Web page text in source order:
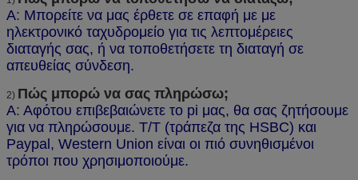
Α: Μπορείτε να μας έρθετε σε επαφή με με
ηλεκτρονικό ταχυδρομείο για τις λεπτομέρειες
διαταγής σας, ή να τοποθετήσετε τη διαταγή σε
απευθείας σύνδεση.
2) Πώς μπορώ να σας πληρώσω;
Α: Αφότου επιβεβαιώνετε το pi μας, θα σας ζητήσουμε
για να πληρώσουμε. T/T (τράπεζα της HSBC) και
Paypal, Western Union είναι οι πιό συνηθισμένοι
τρόποι που χρησιμοποιούμε.